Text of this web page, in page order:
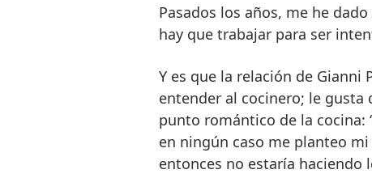
Pasados los años, me he
hay que trabajar para ser
Y es que la relación de Gianni
entender al cocinero; le gusta
punto romántico de la cocina:
en ningún caso me planteo
entonces no estaría haciendo